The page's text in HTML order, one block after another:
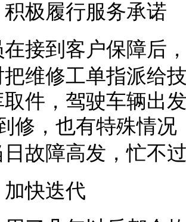
极履行服务承诺
接到客户保障后
维修工单指派给
取件，驾驶车辆出
修，也有特殊情
故障高发，忙不
快迭代